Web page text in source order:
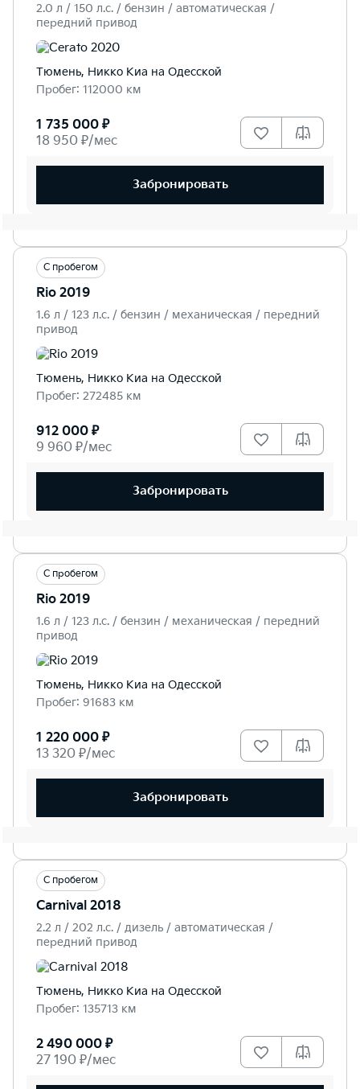
2.0 л / 150 л.c. / бензин / автоматическая /
передний привод
Тюмень, Никко Kиа на Одесской
Пробег: 112000 км
1 735 000 ₽
18 950 ₽/мес
Забронировать
С пробегом
Rio 2019
1.6 л / 123 л.c. / бензин / механическая / передний
привод
Тюмень, Никко Kиа на Одесской
Пробег: 272485 км
912 000 ₽
9 960 ₽/мес
Забронировать
С пробегом
Rio 2019
1.6 л / 123 л.c. / бензин / механическая / передний
привод
Тюмень, Никко Kиа на Одесской
Пробег: 91683 км
1 220 000 ₽
13 320 ₽/мес
Забронировать
С пробегом
Carnival 2018
2.2 л / 202 л.c. / дизель / автоматическая /
передний привод
Тюмень, Никко Kиа на Одесской
Пробег: 135713 км
2 490 000 ₽
27 190 ₽/мес